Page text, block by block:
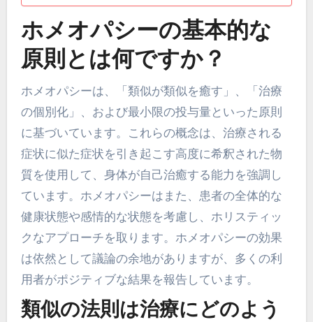
ホメオパシーの基本的な
原則とは何ですか？
ホメオパシーは、「類似が類似を癒す」、「治療
の個別化」、および最小限の投与量といった原則
に基づいています。これらの概念は、治療される
症状に似た症状を引き起こす高度に希釈された物
質を使用して、身体が自己治癒する能力を強調し
ています。ホメオパシーはまた、患者の全体的な
健康状態や感情的な状態を考慮し、ホリスティッ
クなアプローチを取ります。ホメオパシーの効果
は依然として議論の余地がありますが、多くの利
用者がポジティブな結果を報告しています。
類似の法則は治療にどのよう